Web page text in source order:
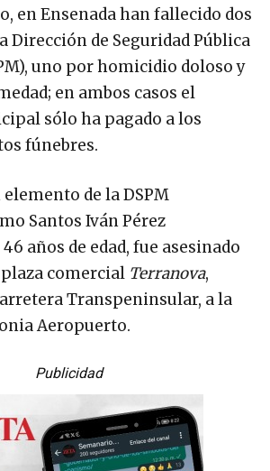
en Ensenada han fallecido dos
Dirección de Seguridad Pública
uno por homicidio doloso y
en ambos casos el
sólo ha pagado a los
fúnebres.
de la DSPM
Santos Iván Pérez
años de edad, fue asesinado
comercial Terranova,
Transpeninsular, a la
Aeropuerto.
Publicidad